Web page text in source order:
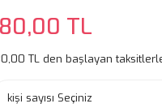
TL
TL den başlayan